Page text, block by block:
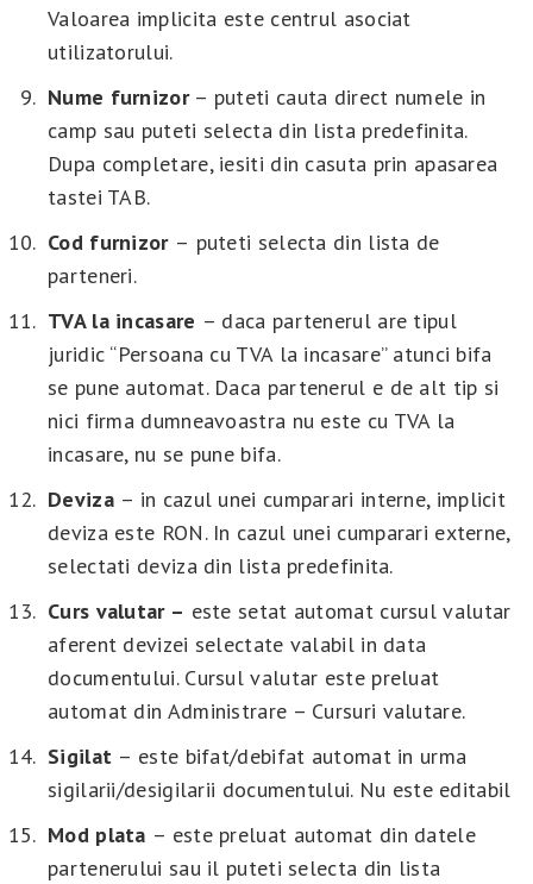
Valoarea implicita este centrul asociat
utilizatorului.
Nume furnizor– puteti cauta direct numele in
camp sau puteti selecta din lista predefinita.
Dupa completare, iesiti din casuta prin apasarea
tastei TAB.
Cod furnizor – puteti selecta din lista de
parteneri.
TVA la incasare – daca partenerul are tipul
juridic “Persoana cu TVA la incasare” atunci bifa
se pune automat. Daca partenerul e de alt tip si
nici firma dumneavoastra nu este cu TVA la
incasare, nu se pune bifa.
Deviza – in cazul unei cumparari interne, implicit
deviza este RON. In cazul unei cumparari externe,
selectati deviza din lista predefinita.
Curs valutar – este setat automat cursul valutar
aferent devizei selectate valabil in data
documentului. Cursul valutar este preluat
automat din Administrare – Cursuri valutare.
Sigilat – este bifat/debifat automat in urma
sigilarii/desigilarii documentului. Nu este editabil
Mod plata – este preluat automat din datele
partenerului sau il puteti selecta din lista